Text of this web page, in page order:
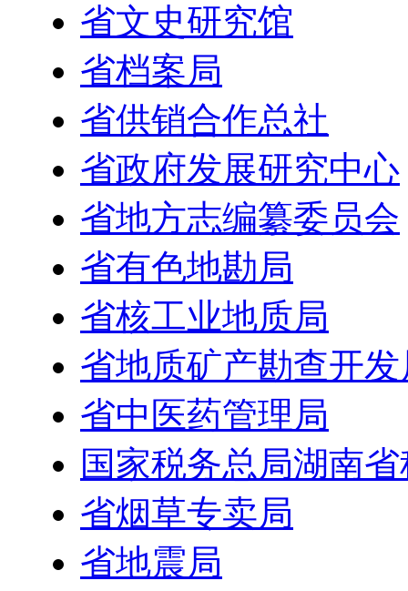
省文史研究馆
省档案局
省供销合作总社
省政府发展研究中心
省地方志编纂委员会
省有色地勘局
省核工业地质局
省地质矿产勘查开发
省中医药管理局
国家税务总局湖南
省烟草专卖局
省地震局